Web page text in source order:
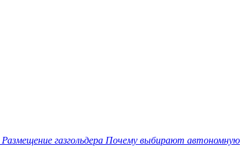
Размещение газгольдера Почему выбирают автономную